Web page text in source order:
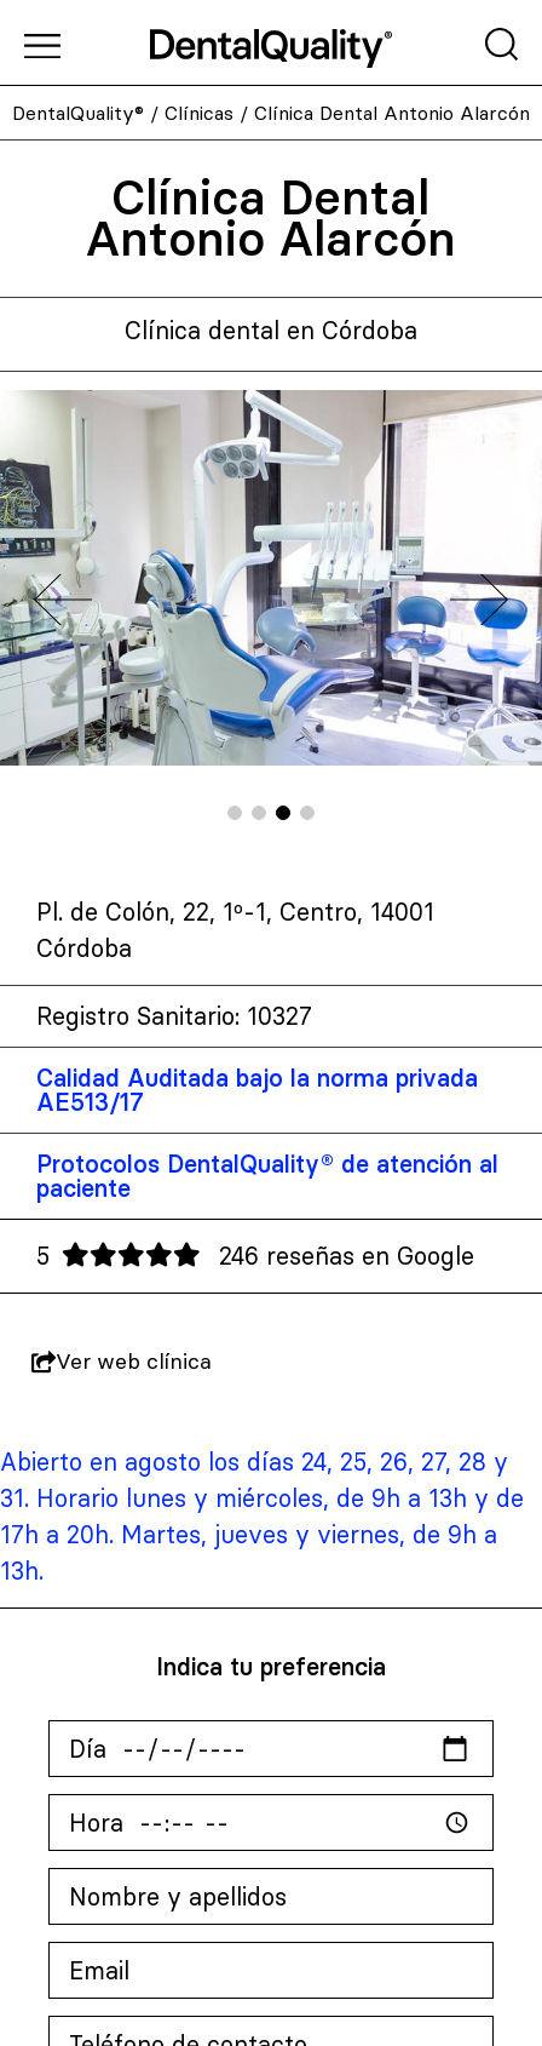
DentalQuality® / Clínicas / Clínica Dental Antonio Alarcón
Clínica Dental
Antonio Alarcón
Clínica dental en Córdoba
Pl. de Colón, 22, 1º-1, Centro, 14001
Córdoba
Registro Sanitario: 10327
Calidad Auditada bajo la norma privada
AE513/17
Protocolos DentalQuality® de atención al
paciente
5 246 reseñas en Google
Ver web clínica
Abierto en agosto los días 24, 25, 26, 27, 28 y
31. Horario lunes y miércoles, de 9h a 13h y de
17h a 20h. Martes, jueves y viernes, de 9h a
13h.
Indica tu preferencia